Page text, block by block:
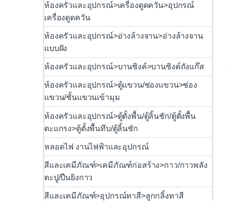
ห้องครัวและอุปกรณ์>เครื่องดูดควัน>อุปกรณ์
เครื่องดูดควัน
ห้องครัวและอุปกรณ์>อ่างล้างจาน>อ่างล้างจาน
แบบฝัง
ห้องครัวและอุปกรณ์>บานซิงค์>บานซิงค์ถังแก๊ส
ห้องครัวและอุปกรณ์>ตู้แขวน/ช่องแขวน>ช่อง
แขวน/ชั้นแขวนเข้ามุม
ห้องครัวและอุปกรณ์>ตู้ตั้งพื้น/ตู้ลิ้นชัก/ตู้ตั้งพื้น
ตะแกรง>ตู้ตั้งพื้นทึบ/ตู้ลิ้นชัก
หลอดไฟ งานไฟฟ้าและอุปกรณ์
สีและเคมีภัณฑ์>เคมีภัณฑ์ก่อสร้าง>กาว/กาวพลัง
ตะปู/ปืนยิงกาว
สีและเคมีภัณฑ์>อุปกรณ์ทาสี>ลูกกลิ้งทาสี